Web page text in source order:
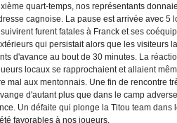
quart-temps, nos représentants
cagnoise. La pause est arrivée avec 5
furent fatales à Franck et ses
qui persistait alors que les visiteurs
d'avance au bout de 30 minutes. La
locaux se rapprochaient et allaient
mal aux mentonnais. Une fin de rencontre
d'autant plus que dans le camp
Un défaite qui plonge la Titou team dans
favorables à nos joueurs.